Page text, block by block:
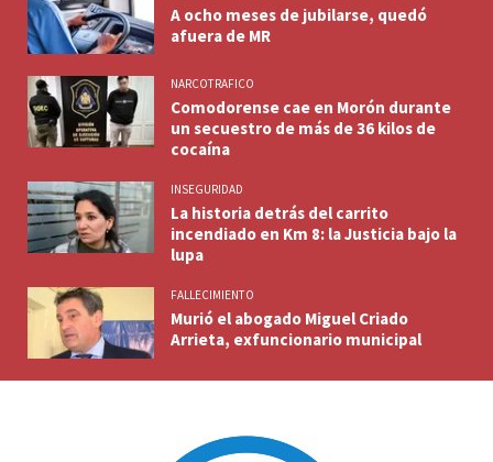
A ocho meses de jubilarse, quedó
afuera de MR
NARCOTRAFICO
Comodorense cae en Morón durante
un secuestro de más de 36 kilos de
cocaína
INSEGURIDAD
La historia detrás del carrito
incendiado en Km 8: la Justicia bajo la
lupa
FALLECIMIENTO
Murió el abogado Miguel Criado
Arrieta, exfuncionario municipal